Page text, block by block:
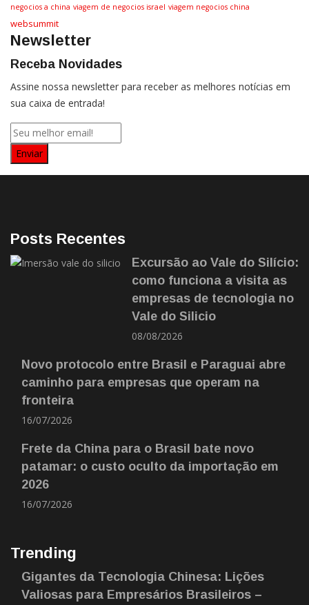
negocios a china viagem de negocios israel viagem negocios china
websummit
Newsletter
Receba Novidades
Assine nossa newsletter para receber as melhores notícias em
sua caixa de entrada!
Posts Recentes
Excursão ao Vale do Silício:
como funciona a visita as
empresas de tecnologia no
Vale do Silicio
08/08/2026
Novo protocolo entre Brasil e Paraguai abre
caminho para empresas que operam na
fronteira
16/07/2026
Frete da China para o Brasil bate novo
patamar: o custo oculto da importação em
2026
16/07/2026
Trending
Gigantes da Tecnologia Chinesa: Lições
Valiosas para Empresários Brasileiros –